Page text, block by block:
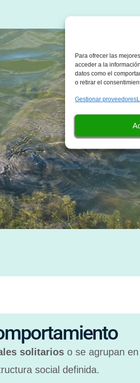
Para ofrecer las
acceder a la
datos como el
o retirar el
Gestionar proveedores
solitarios o se agrupan
social definida.